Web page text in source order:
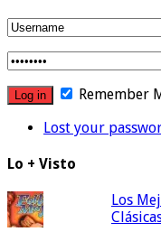
Remember
Lost your
Lo + Visto
Los